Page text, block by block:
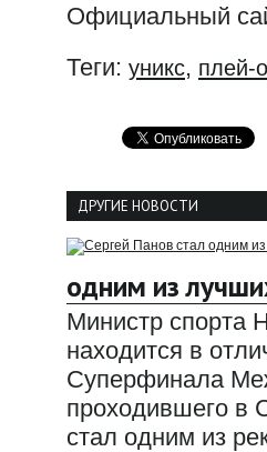
Официальный
Теги: уникс,
ДРУГИЕ НОВОСТИ
одним из
Министр спорта
находится в
Суперфинала
проходившего в
стал одним из